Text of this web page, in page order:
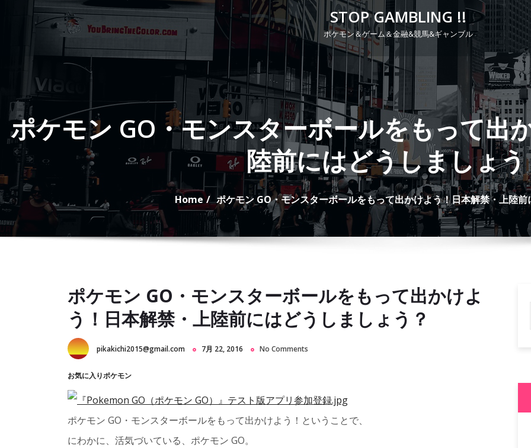
STOP GAMBLING !!
ポケモン＆ゲーム＆金融&競馬&ギャンブル
P
r
i
m
a
r
y
M
e
n
ポケモン GO・モンスターボールをもって出
陸前にはどうしましょ
Home ポケモン GO・モンスターボールをもって出かけよう！日本解禁・上陸
ポケモン GO・モンスターボールをもって出かけよ
う！日本解禁・上陸前にはどうしましょう？
pikakichi2015@gmail.com 7月 22, 2016 No Comments
お気に入りポケモン
ポケモン GO・モンスターボールをもって出かけよう！ということで、
にわかに、活気づいている、ポケモン GO。